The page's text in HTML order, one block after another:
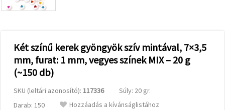
hirdetéseket
analitikai és
marketingpartnereink
segítségével
Az "Összes
elfogadása"
gombra
kattintva
Két színű kerek gyöngyök szív mintával, 7×3,5
mm, furat: 1 mm, vegyes színek MIX – 20 g
(~150 db)
SKU (leltári azonosító): 117336
Súly: 20 gr.
Darab: 150
Hozzáadás a kívánságlistához